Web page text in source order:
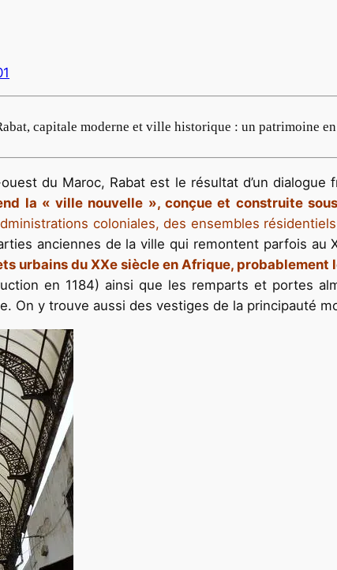
capitale moderne et ville historique : un patrimoine
du Maroc, Rabat est le résultat d’un
la « ville nouvelle », conçue et construite
coloniales, des ensembles
anciennes de la ville qui remontent parfois au
urbains du XXe siècle en Afrique, probablement
en 1184) ainsi que les remparts et portes
On y trouve aussi des vestiges de la principauté